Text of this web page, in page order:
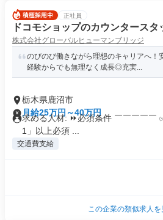
正社員
ドコモショップのカウンタースタ
株式会社グローバルヒューマンブリッジ
のびのび働きながら理想のキャリアへ！
経験からでも無理なく成長◎充実...
栃木県鹿沼市
月給25万円～40万円
求める人材: ⏩必須条件 ￣￣￣￣￣
1」以上必須 ...
交通費支給
この企業の類似求人を